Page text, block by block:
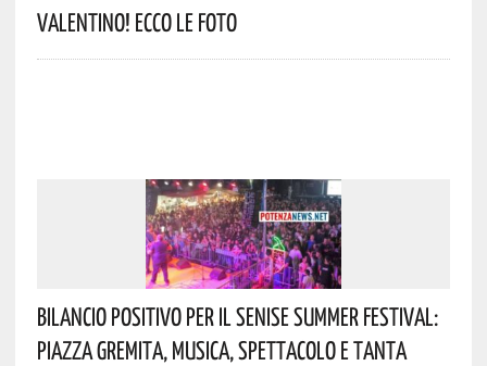
Valentino! Ecco Le Foto
Bilancio Positivo Per Il Senise Summer Festival:
Piazza Gremita, Musica, Spettacolo E Tanta